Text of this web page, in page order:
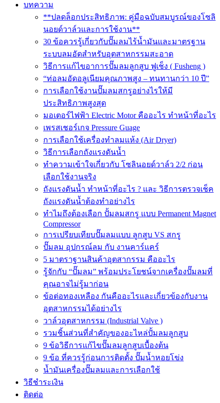
บทความ
**ปลดล็อกประสิทธิภาพ: คู่มือฉบับสมบูรณ์ของโซลิ
นอยด์วาล์วและการใช้งาน**
30 ข้อควรรู้เกี่ยวกับปั๊มลมไร้น้ำมันและมาตรฐาน
ระบบลมอัดสำหรับอุตสาหกรรมสะอาด
วิธีการแก้ไขอาการปั๊มลมลูกสูบ ฟูเช็ง ( Fusheng )
“ท่อลมอัดอลูเนียมคุณภาพสูง – ทนทานกว่า 10 ปี”
การเลือกใช้งานปั๊มลมสกรูอย่างไรให้มี
ประสิทธิภาพสูงสุด
มอเตอร์ไฟฟ้า Electric Motor คืออะไร ทำหน้าที่อะไร
เพรสเชอร์เกจ Pressure Guage
การเลือกใช้เครื่องทำลมแห้ง (Air Dryer)
วิธีการเลือกถังแรงดันน้ำ
ทำความเข้าใจเกี่ยวกับ โซลินอยด์วาล์ว 2/2 ก่อน
เลือกใช้งานจริง
ถังแรงดันน้ำ ทำหน้าที่อะไร ? และ วิธีการตรวจเช็ค
ถังแรงดันน้ำต้องทำอย่างไร
ทำไมถึงต้องเลือก ปั้มลมสกรู แบบ Permanent Magnet
Compressor
การเปรียบเทียบปั๊มลมแบบ ลูกสูบ VS สกรู
ปั๊มลม อุปกรณ์ลม กับ งานคาร์แคร์
5 มาตราฐานสินค้าอุตสากรรม คืออะไร
รู้จักกับ “ปั๊มลม” พร้อมประโยชน์จากเครื่องปั๊มลมที่
คุณอาจไม่รู้มาก่อน
ข้อต่อทองเหลือง กันคืออะไรและเกี่ยวข้องกับงาน
อุตสาหกรรมได้อย่างไร
วาล์วอุตสาหกรรม (Industrial Valve )
รวมชิ้นส่วนที่สำคัญของอะไหล่ปั้มลมลูกสูบ
9 ข้อวิธีการแก้ไขปั๊มลมลูกสูบเบื้องต้น
9 ข้อ ที่ควรรู้ก่อนการติดตั้ง ปั๊มน้ำหอยโข่ง
น้ำมันเครื่องปั๊มลมและการเลือกใช้
วิธีชำระเงิน
ติดต่อ